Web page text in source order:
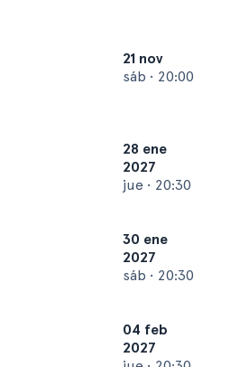
21 nov
sáb • 20:00
28 ene
2027
jue • 20:30
30 ene
2027
sáb • 20:30
04 feb
2027